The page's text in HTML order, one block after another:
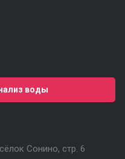
Сонино, стр. 6
воды